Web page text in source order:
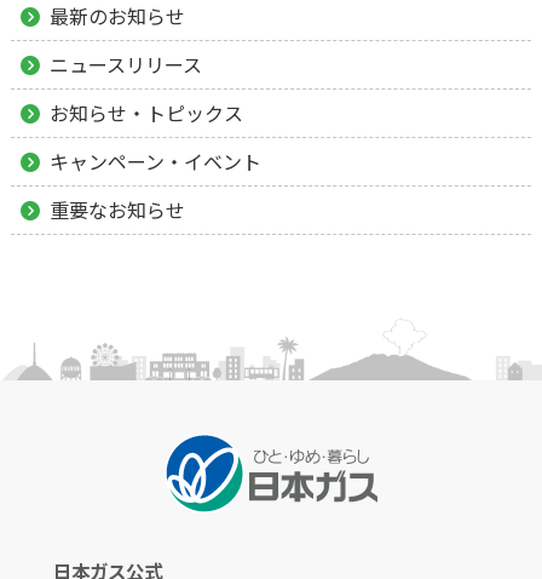
最新のお知らせ
ニュースリリース
お知らせ・トピックス
キャンペーン・イベント
重要なお知らせ
日本ガス公式